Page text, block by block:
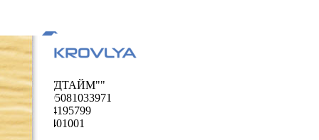
ООО "ФУДТАЙМ""
ОГРН 1195081033971
ИНН 5024195799
КПП 502401001